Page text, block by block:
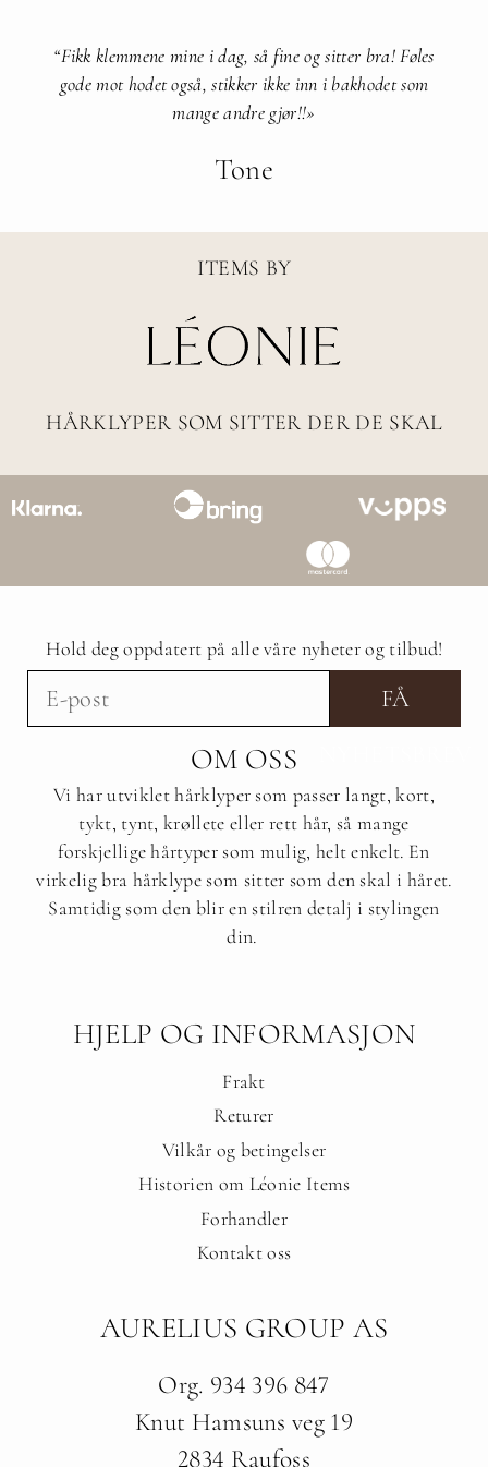
“Fikk klemmene mine i dag, så fine og sitter bra! Føles
gode mot hodet også, stikker ikke inn i bakhodet som
mange andre gjør!!»
Tone
ITEMS BY
HÅRKLYPER SOM SITTER DER DE SKAL
Hold deg oppdatert på alle våre nyheter og tilbud!
FÅ
OM OSS
Vi har utviklet hårklyper som passer langt, kort,
tykt, tynt, krøllete eller rett hår, så mange
forskjellige hårtyper som mulig, helt enkelt. En
virkelig bra hårklype som sitter som den skal i håret.
Samtidig som den blir en stilren detalj i stylingen
din.
HJELP OG INFORMASJON
Frakt
Returer
Vilkår og betingelser
Historien om Léonie Items
Forhandler
Kontakt oss
AURELIUS GROUP AS
Org. 934 396 847
Knut Hamsuns veg 19
2834 Raufoss